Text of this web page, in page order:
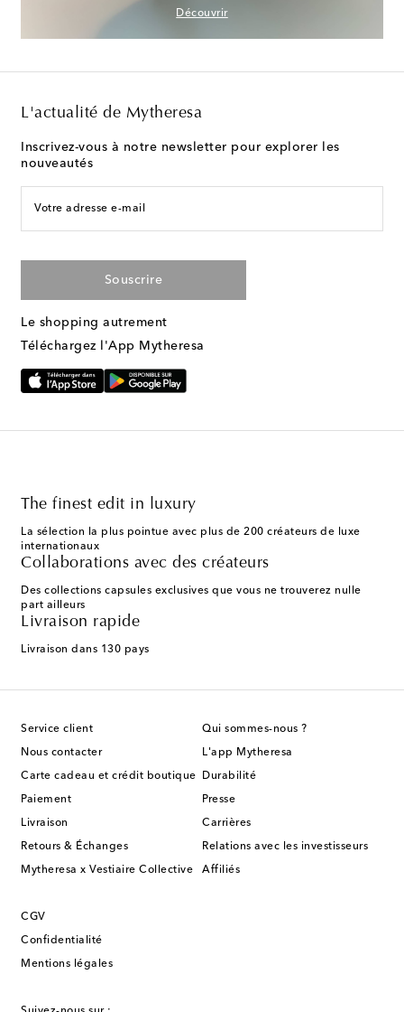
Découvrir
L'actualité de Mytheresa
Inscrivez-vous à notre newsletter pour explorer les
nouveautés
Votre adresse e-mail
Souscrire
Le shopping autrement
Téléchargez l'App Mytheresa
The finest edit in luxury
La sélection la plus pointue avec plus de 200 créateurs de luxe
internationaux
Collaborations avec des créateurs
Des collections capsules exclusives que vous ne trouverez nulle
part ailleurs
Livraison rapide
Livraison dans 130 pays
Service client
Nous contacter
Carte cadeau et crédit boutique
Paiement
Livraison
Retours & Échanges
Mytheresa x Vestiaire Collective
Qui sommes-nous ?
L'app Mytheresa
Durabilité
Presse
Carrières
Relations avec les investisseurs
Affiliés
CGV
Confidentialité
Mentions légales